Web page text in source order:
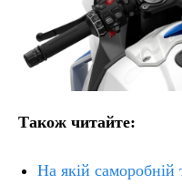
Також читайте:
На якій саморобній